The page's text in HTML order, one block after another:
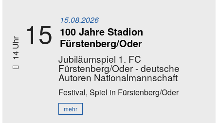
14 Uhr 15 15.08.2026
100 Jahre Stadion
Fürstenberg/Oder
Jubiläumspiel 1. FC
Fürstenberg/Oder - deutsche
Autoren Nationalmannschaft
Festival, Spiel in Fürstenberg/Oder
mehr